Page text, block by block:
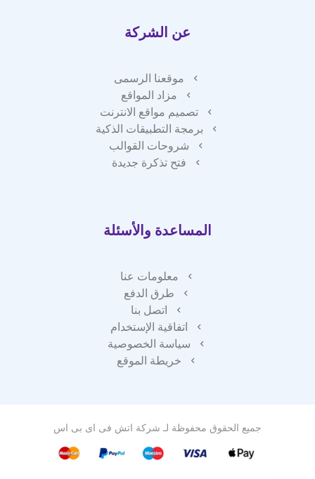
عن الشركة
موقعنا الرسمى
مزاد المواقع
تصميم مواقع الانترنت
برمجة التطبيقات الذكية
شروحات القوالب
فتح تذكرة جديدة
المساعدة والأسئلة
معلومات عنا
طرق الدفع
اتصل بنا
اتفاقية الإستخدام
سياسة الخصوصية
خريطة الموقع
جميع الحقوق محفوظة لـ شركة اتش فى اى بى اس